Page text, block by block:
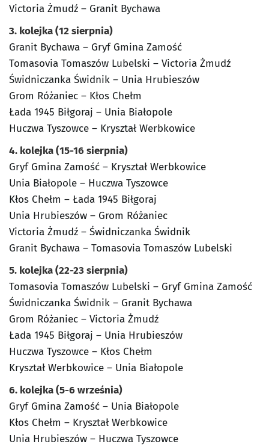
Victoria Żmudź – Granit Bychawa
3. kolejka (12 sierpnia)
Granit Bychawa – Gryf Gmina Zamość
Tomasovia Tomaszów Lubelski – Victoria Żmudź
Świdniczanka Świdnik – Unia Hrubieszów
Grom Różaniec – Kłos Chełm
Łada 1945 Biłgoraj – Unia Białopole
Huczwa Tyszowce – Kryształ Werbkowice
4. kolejka (15-16 sierpnia)
Gryf Gmina Zamość – Kryształ Werbkowice
Unia Białopole – Huczwa Tyszowce
Kłos Chełm – Łada 1945 Biłgoraj
Unia Hrubieszów – Grom Różaniec
Victoria Żmudź – Świdniczanka Świdnik
Granit Bychawa – Tomasovia Tomaszów Lubelski
5. kolejka (22-23 sierpnia)
Tomasovia Tomaszów Lubelski – Gryf Gmina Zamość
Świdniczanka Świdnik – Granit Bychawa
Grom Różaniec – Victoria Żmudź
Łada 1945 Biłgoraj – Unia Hrubieszów
Huczwa Tyszowce – Kłos Chełm
Kryształ Werbkowice – Unia Białopole
6. kolejka (5-6 września)
Gryf Gmina Zamość – Unia Białopole
Kłos Chełm – Kryształ Werbkowice
Unia Hrubieszów – Huczwa Tyszowce